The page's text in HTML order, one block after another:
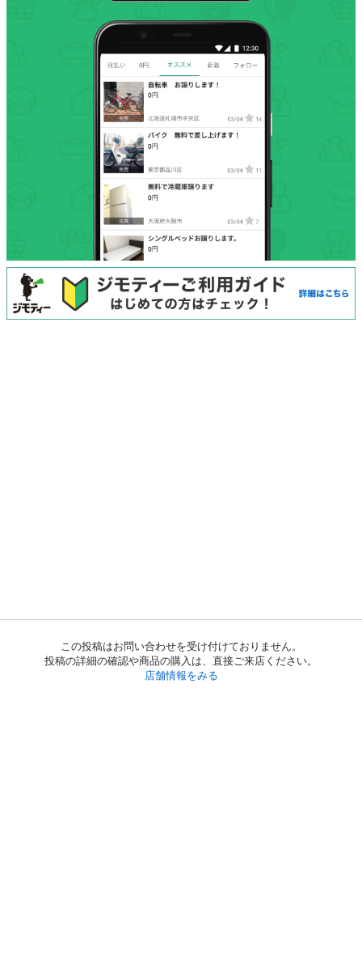
この投稿はお問い合わせを受け付けておりません。
投稿の詳細の確認や商品の購入は、直接ご来店ください。
店舗情報をみる